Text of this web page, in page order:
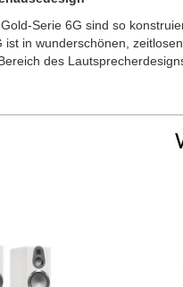
Serie 6G sind so
ist in wunderschönen,
des